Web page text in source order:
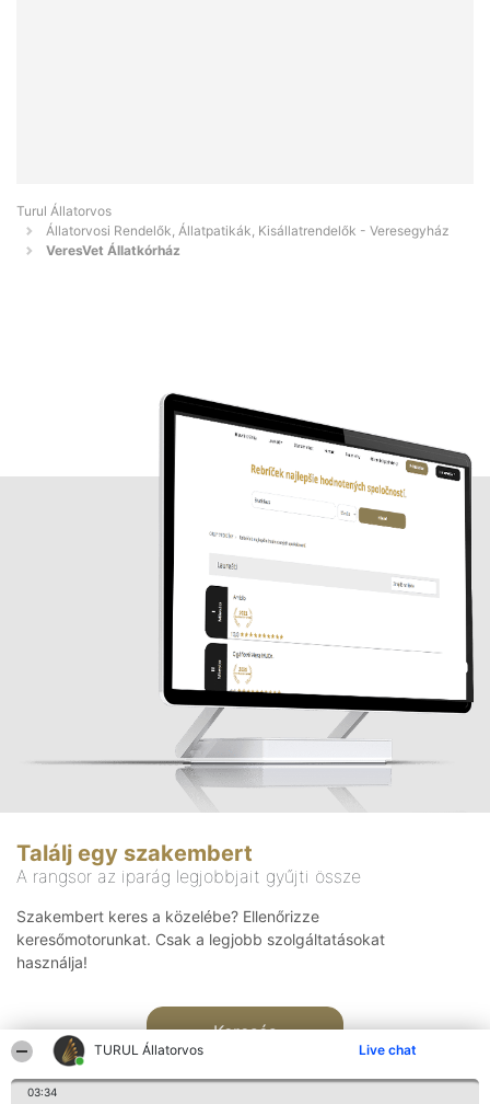
TURUL Állatorvos Live chat
03:34
Turul Állatorvos
Állatorvosi Rendelők, Állatpatikák, Kisállatrendelők - Veresegyház
VeresVet Állatkórház
Találj egy szakembert
A rangsor az iparág legjobbjait gyűjti össze
Szakembert keres a közelébe? Ellenőrizze
keresőmotorunkat. Csak a legjobb szolgáltatásokat
használja!
Keresés